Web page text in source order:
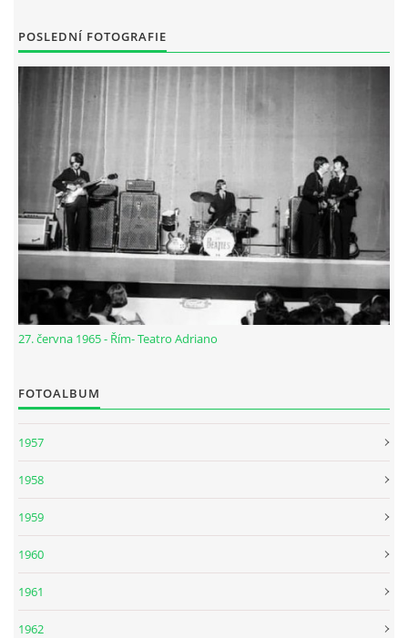
POSLEDNÍ FOTOGRAFIE
27. června 1965 - Řím- Teatro Adriano
FOTOALBUM
1957
1958
1959
1960
1961
1962